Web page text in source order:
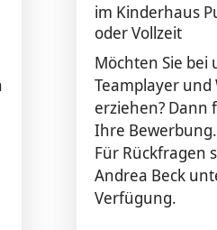
im Kinderhaus
oder Vollzeit
Möchten Sie bei
Teamplayer
erziehen? Dann
Ihre Bewerbung.
Für Rückfragen
Andrea Beck
Verfügung.